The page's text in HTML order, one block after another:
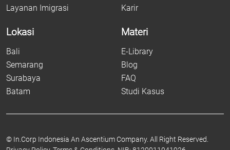
Layanan Imigrasi
Karir
Lokasi
Bali
Semarang
Surabaya
Batam
Materi
E-Library
Blog
FAQ
Studi Kasus
© In.Corp Indonesia An Ascentium Company. All Right Reserved.